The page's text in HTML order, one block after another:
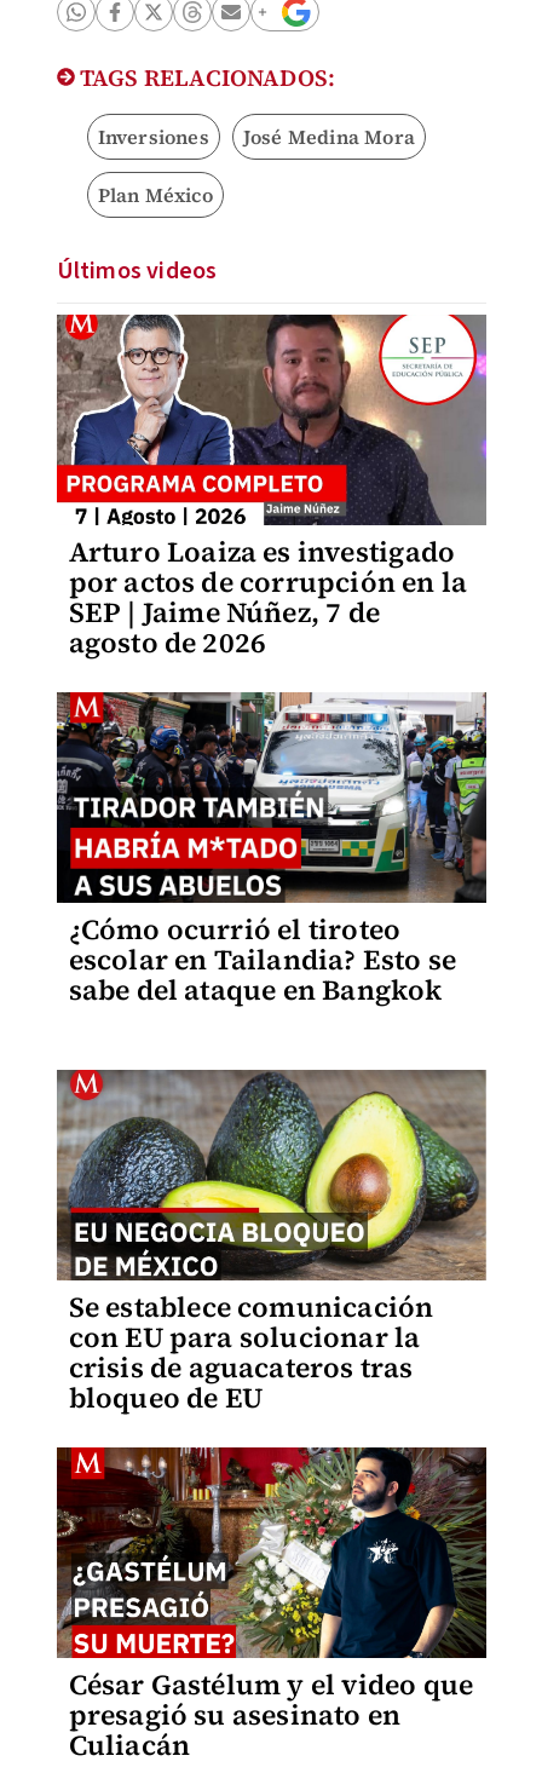
TAGS RELACIONADOS:
Inversiones José Medina Mora
Plan México
Últimos videos
Arturo Loaiza es investigado
por actos de corrupción en la
SEP | Jaime Núñez, 7 de
agosto de 2026
¿Cómo ocurrió el tiroteo
escolar en Tailandia? Esto se
sabe del ataque en Bangkok
Se establece comunicación
con EU para solucionar la
crisis de aguacateros tras
bloqueo de EU
César Gastélum y el video que
presagió su asesinato en
Culiacán